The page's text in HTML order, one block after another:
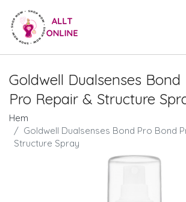
Goldwell Dualsenses
Pro Repair & Structure
Hem
Goldwell Dualsenses Bond Pro Bond
Structure Spray